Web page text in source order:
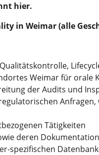
hier.
in Weimar (alle
Weimar für orale
der Audits und
Anfragen,
Tätigkeiten
deren Dokumentation
spezifischen